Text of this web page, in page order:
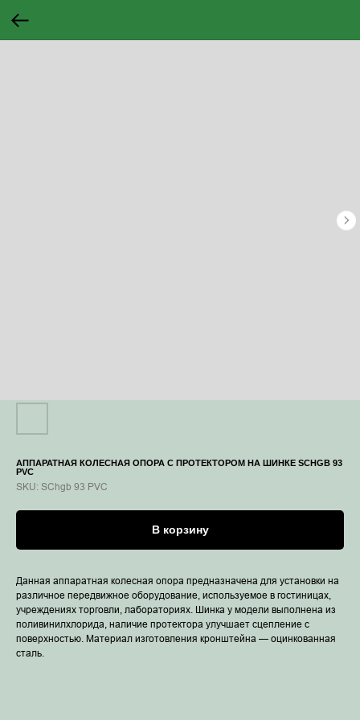
АППАРАТНАЯ КОЛЕСНАЯ ОПОРА С ПРОТЕКТОРОМ НА ШИНКЕ SCHGB 93
PVC
SKU: SChgb 93 PVC
В корзину
Данная аппаратная колесная опора предназначена для установки на
различное передвижное оборудование, используемое в гостиницах,
учреждениях торговли, лабораториях. Шинка у модели выполнена из
поливинилхлорида, наличие протектора улучшает сцепление с
поверхностью. Материал изготовления кронштейна — оцинкованная
сталь.